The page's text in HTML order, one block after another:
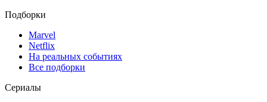
Подборки
Marvel
Netflix
На реальных событиях
Все подборки
Сериалы